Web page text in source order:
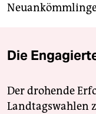
Die
Der drohende
Landtagswahlen